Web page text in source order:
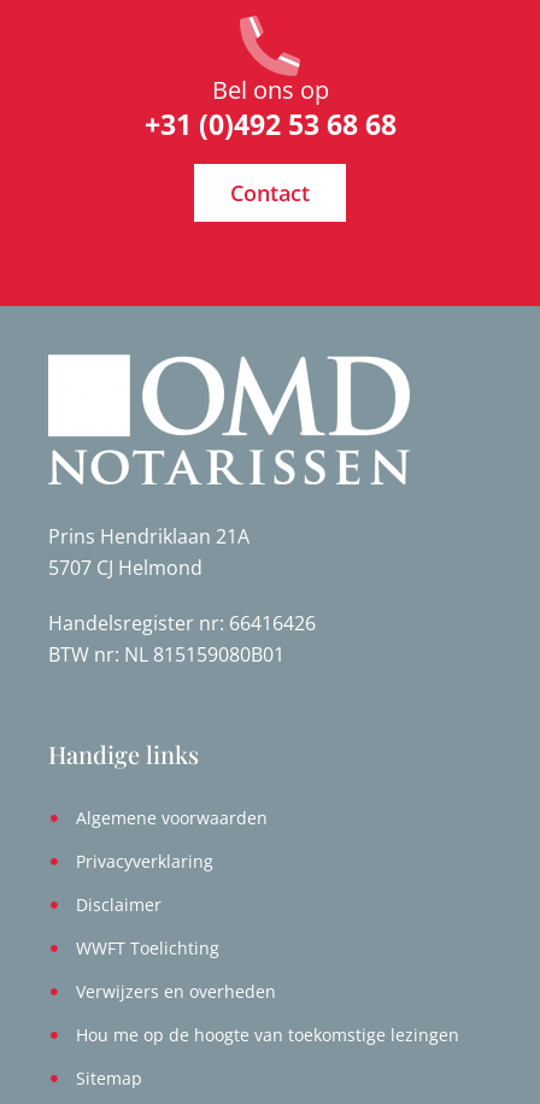
Bel ons op
+31 (0)492 53 68 68
Contact
Prins Hendriklaan 21A
5707 CJ Helmond
Handelsregister nr: 66416426
BTW nr: NL 815159080B01
Handige links
Algemene voorwaarden
Privacyverklaring
Disclaimer
WWFT Toelichting
Verwijzers en overheden
Hou me op de hoogte van toekomstige lezingen
Sitemap